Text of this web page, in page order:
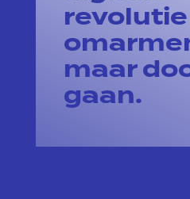
revolutie
maar
gaan.